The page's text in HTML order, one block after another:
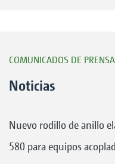
COMUNICADOS DE PRENSA
Noticias
Nuevo rodillo de anillo
580 para equipos